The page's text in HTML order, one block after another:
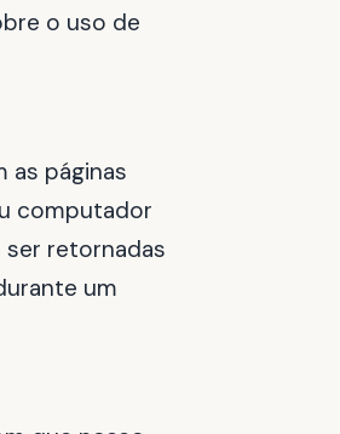
o uso de
as páginas
computador
retornadas
um